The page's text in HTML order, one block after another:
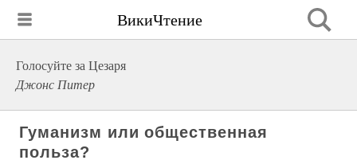
ВикиЧтение
Голосуйте за Цезаря
Джонс Питер
Гуманизм или общественная
польза?